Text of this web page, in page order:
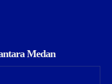
Medan